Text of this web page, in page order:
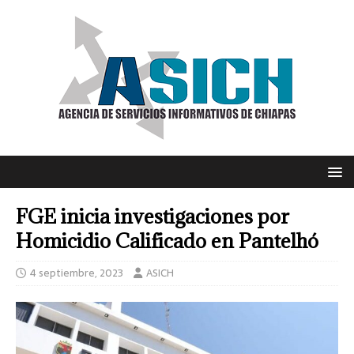
FGE inicia investigaciones por
Homicidio Calificado en Pantelhó
4 septiembre, 2023 ASICH